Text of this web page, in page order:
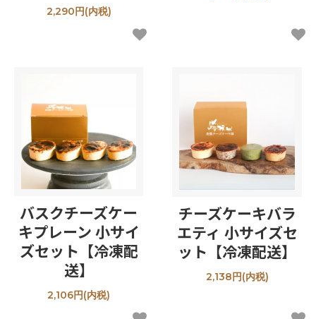
2,290円(内税)
バスクチーズケー
キプレーン 小サイ
ズセット【冷凍配
送】
2,106円(内税)
チーズケーキバラ
エティ 小サイズセ
ット【冷凍配送】
2,138円(内税)